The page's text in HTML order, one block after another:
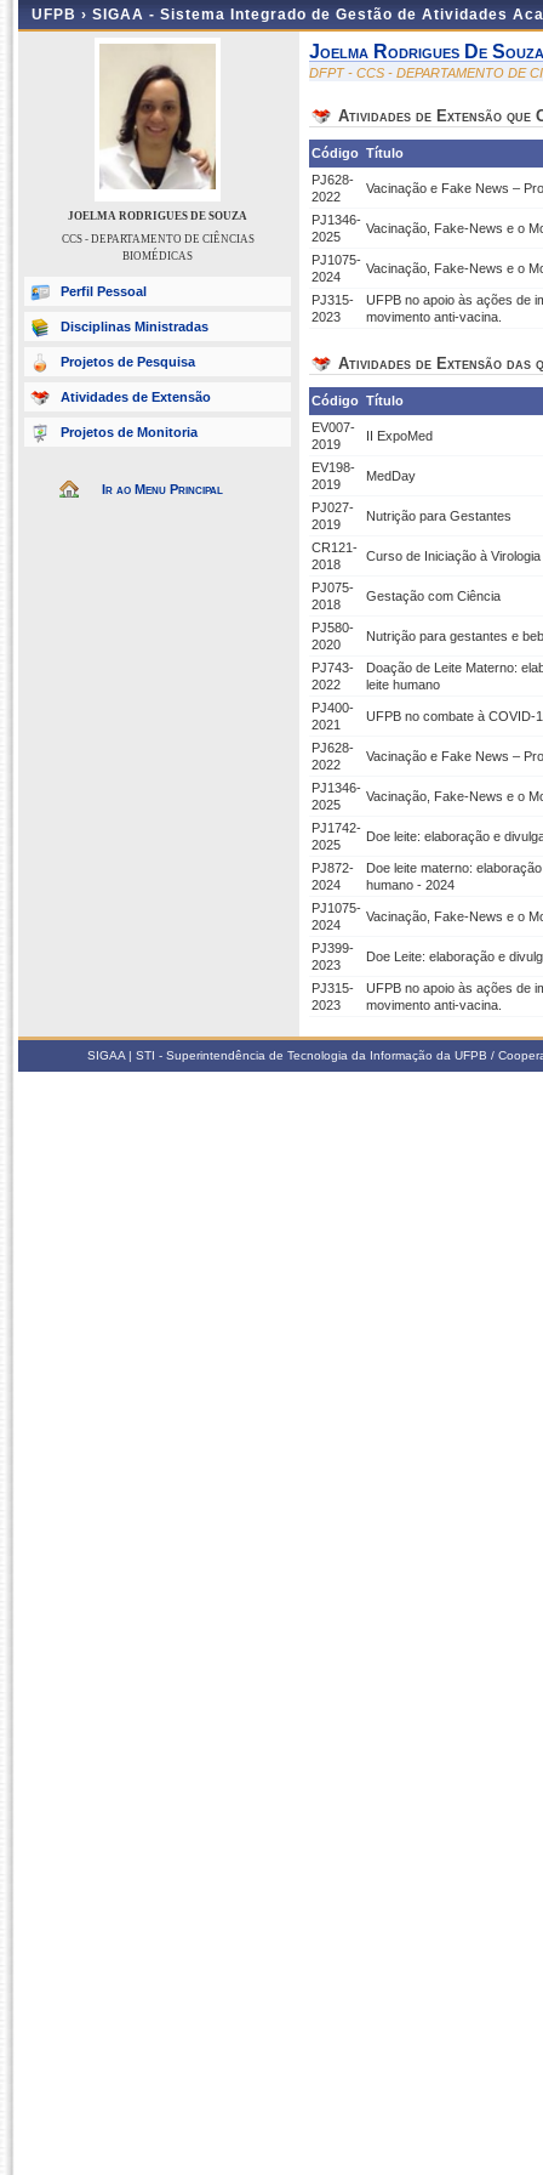
UFPB › SIGAA - Sistema Integrado de Gestão de Atividades
JOELMA RODRIGUES DE SOUZA
CCS - DEPARTAMENTO DE CIÊNCIAS
BIOMÉDICAS
Perfil Pessoal
Disciplinas Ministradas
Projetos de Pesquisa
Atividades de Extensão
Projetos de Monitoria
Ir ao Menu Principal
Joelma Rodrigues De Souza
DFPT - CCS - DEPARTAMENTO DE
Atividades de Extensão que
Código Título
PJ628-
2022
Vacinação e Fake News –
PJ1346-
2025
Vacinação, Fake-News e o
PJ1075-
2024
Vacinação, Fake-News e o
PJ315-
2023
UFPB no apoio às ações de
movimento anti-vacina.
Atividades de Extensão das
Código Título
EV007-
2019
II ExpoMed
EV198-
2019
MedDay
PJ027-
2019
Nutrição para Gestantes
CR121-
2018
Curso de Iniciação à
PJ075-
2018
Gestação com Ciência
PJ580-
2020
Nutrição para gestantes e
PJ743-
2022
Doação de Leite Materno:
leite humano
PJ400-
2021
UFPB no combate à COVID-
PJ628-
2022
Vacinação e Fake News –
PJ1346-
2025
Vacinação, Fake-News e o
PJ1742-
2025
Doe leite: elaboração e
PJ872-
2024
Doe leite materno:
humano - 2024
PJ1075-
2024
Vacinação, Fake-News e o
PJ399-
2023
Doe Leite: elaboração e
PJ315-
2023
UFPB no apoio às ações de
movimento anti-vacina.
SIGAA | STI - Superintendência de Tecnologia da Informação da UFPB /